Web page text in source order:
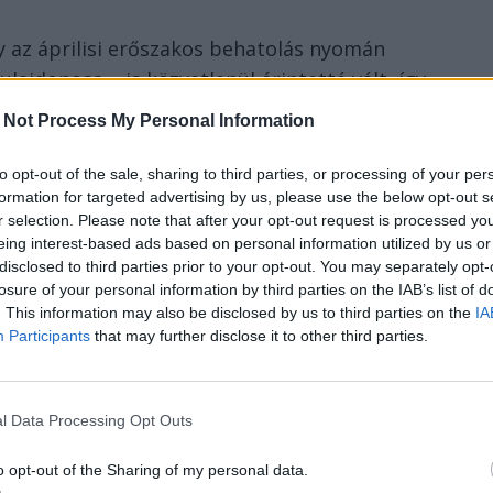
Not Process My Personal Information
opt-out of the sale, sharing to third parties, or processing of your
for targeted advertising by us, please use the below opt-out
selection. Please note that after your opt-out request is processed
interest-based ads based on personal information utilized by us
to third parties prior to your opt-out. You may separately
of your personal information by third parties on the IAB’s list of
This information may also be disclosed by us to third parties on the
Participants that may further disclose it to other third parties.
Data Processing Opt Outs
opt-out of the Sharing of my personal data.
áprilisi erőszakos behatolás nyomán
– is közvetlenül érintetté vált, így
esetben megszokott procedúrát, az ügyet
irodájához vezető utat végül Varga
mutatta meg Gaudi-Nagy
ügyvezetőjének, aki felkereste a
maradt távol, egyes információk szerint
Moza cáfolta az értesülést,
hogy nem neki kell nyilvántartania a
a tulajdonjogra törő váradi
az ingatlant, majd az önkormányzatnak